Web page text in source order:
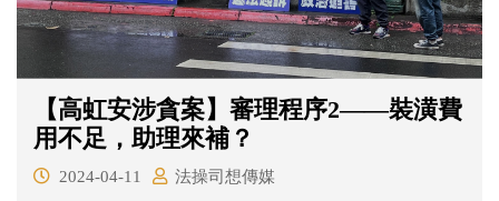
【高虹安涉貪案】審理程序2——裝潢費
用不足，助理來補？
2024-04-11
法操司想傳媒